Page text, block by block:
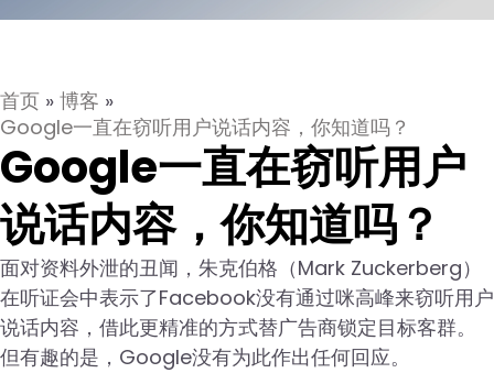
首页 » 博客 »
Google一直在窃听用户说话内容，你知道吗？
Google一直在窃听用户
说话内容，你知道吗？
面对资料外泄的丑闻，朱克伯格（Mark Zuckerberg）
在听证会中表示了Facebook没有通过咪高峰来窃听用户
说话内容，借此更精准的方式替广告商锁定目标客群。
但有趣的是，Google没有为此作出任何回应。